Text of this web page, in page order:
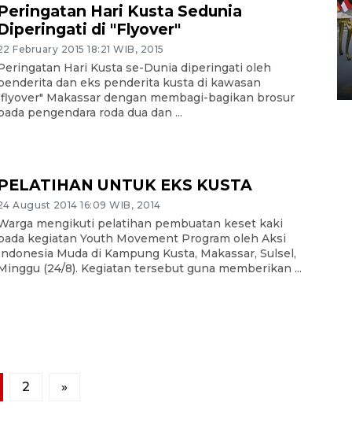
Hari Kusta Sedunia
di "Flyover"
February 2015 18:21 WIB, 2015
Hari Kusta se-Dunia diperingati oleh
dan eks penderita kusta di kawasan
Makassar dengan membagi-bagikan brosur
pengendara roda dua dan ...
UNTUK EKS KUSTA
August 2014 16:09 WIB, 2014
mengikuti pelatihan pembuatan keset kaki
kegiatan Youth Movement Program oleh Aksi
Muda di Kampung Kusta, Makassar, Sulsel,
(24/8). Kegiatan tersebut guna memberikan ...
2 »
FOTO - Kirab memperingati
HUT ke-80 Raja Keraton
Yogyakarta
02 April 2026 12:51 WIB